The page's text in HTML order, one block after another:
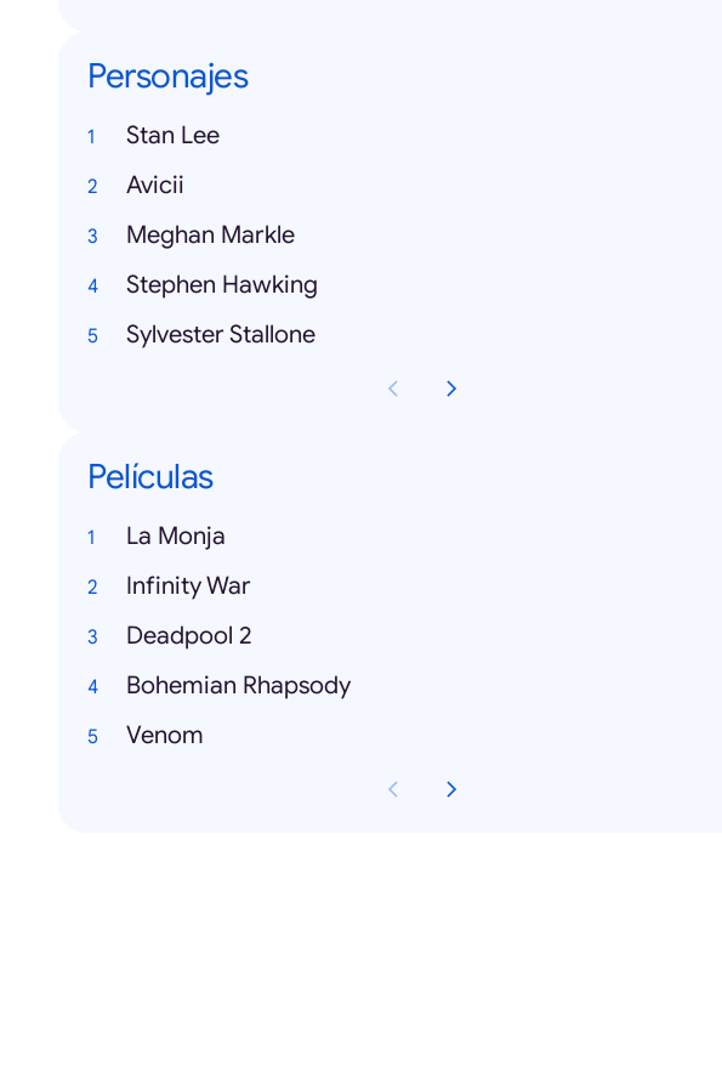
Personajes
Stan Lee
Avicii
Meghan Markle
Stephen Hawking
Sylvester Stallone
Películas
La Monja
Infinity War
Deadpool 2
Bohemian Rhapsody
Venom